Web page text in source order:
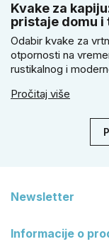
Kvake za
pristaje domu i
Odabir kvake za
otpornosti na
rustikalnog i
se zbog veće
Pročitaj više
Newsletter
Informacije o